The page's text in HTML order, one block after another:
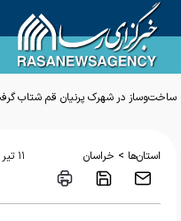
ساخت‌وساز در شهرک پرنیان قم شتاب
استان‌ها > خراسان ۱۱ تير ۱۴۰۵ - ۱۱:۵۳